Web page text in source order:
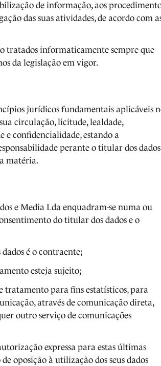
de informação, aos
das suas atividades, de acordo com
tratados informaticamente sempre que
da legislação em vigor.
jurídicos fundamentais aplicáveis
circulação, licitude, lealdade,
e confidencialidade, estando a
perante o titular dos dados
matéria.
e Media Lda enquadram-se numa ou
do titular dos dados e o
é o contraente;
esteja sujeito;
tratamento para fins estatísticos, para
através de comunicação direta,
outro serviço de comunicações
expressa para estas últimas
oposição à utilização dos seus dados